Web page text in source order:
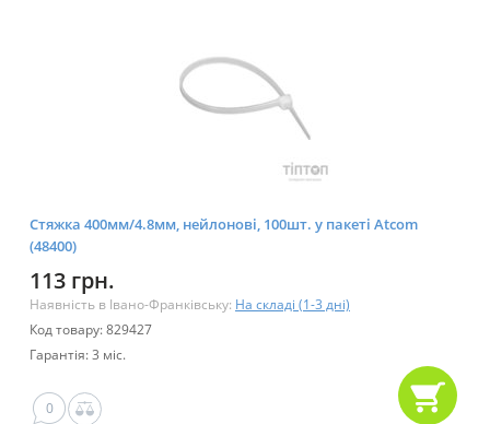
Стяжка 400мм/4.8мм, нейлонові, 100шт. у пакеті Atcom
(48400)
113 грн.
Наявність в Івано-Франківську: На складі (1-3 дні)
Код товару: 829427
Гарантія: 3 міс.
0